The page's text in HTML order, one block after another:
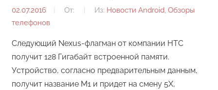
02.07.2016 От: Из: Новости Android, Обзоры
телефонов
Следующий Nexus-флагман от компании HTC
получит 128 Гигабайт встроенной памяти.
Устройство, согласно предварительным данным,
получит название M1 и придет на смену 5X,